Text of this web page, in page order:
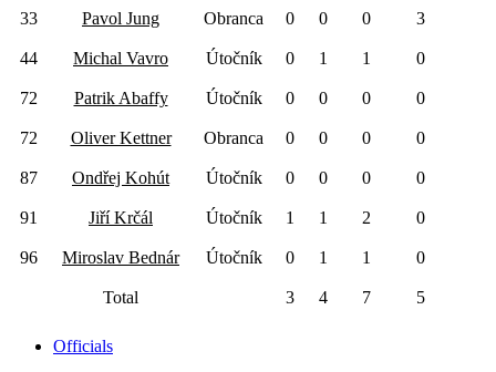
33 Pavol Jung Obranca 0 0 0 3
44 Michal Vavro Útočník 0 1 1 0
72 Patrik Abaffy Útočník 0 0 0 0
72 Oliver Kettner Obranca 0 0 0 0
87 Ondřej Kohút Útočník 0 0 0 0
91 Jiří Krčál Útočník 1 1 2 0
96 Miroslav Bednár Útočník 0 1 1 0
Total 3 4 7 5
Officials